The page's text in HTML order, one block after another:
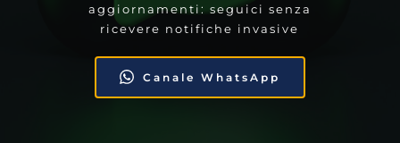
aggiornamenti: seguici senza
ricevere notifiche invasive
Canale WhatsApp